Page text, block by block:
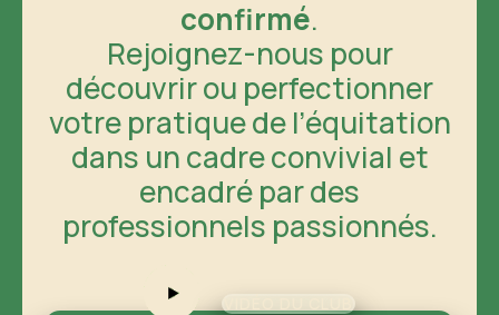
confirmé.
Rejoignez-nous pour
découvrir ou perfectionner
votre pratique de l’équitation
dans un cadre convivial et
encadré par des
professionnels passionnés.